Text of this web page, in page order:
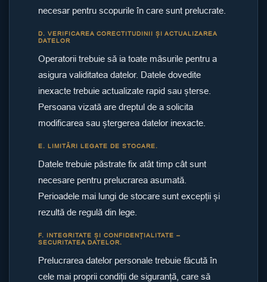
necesar pentru scopurile în care sunt prelucrate.
D. VERIFICAREA CORECTITUDINII ȘI ACTUALIZAREA
DATELOR
Operatorii trebuie să ia toate măsurile pentru a
asigura validitatea datelor. Datele dovedite
inexacte trebuie actualizate rapid sau șterse.
Persoana vizată are dreptul de a solicita
modificarea sau ștergerea datelor inexacte.
E. LIMITĂRI LEGATE DE STOCARE.
Datele trebuie păstrate fix atât timp cât sunt
necesare pentru prelucrarea asumată.
Perioadele mai lungi de stocare sunt excepții și
rezultă de regulă din lege.
F. INTEGRITATE ȘI CONFIDENȚIALITATE –
SECURITATEA DATELOR.
Prelucrarea datelor personale trebuie făcută în
cele mai proprii condiții de siguranță, care să